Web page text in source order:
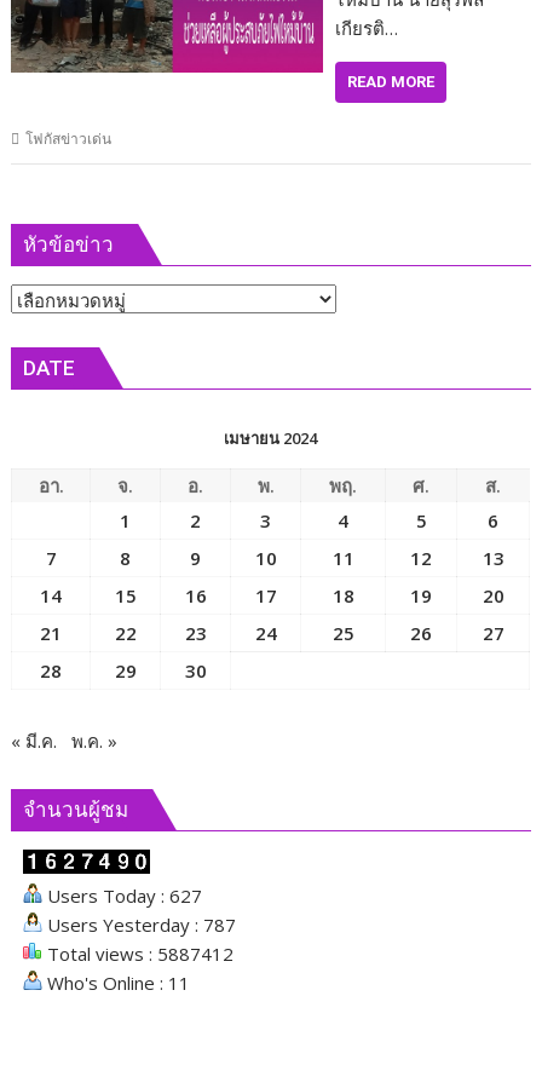
เกียรติ…
READ MORE
โฟกัสข่าวเด่น
หัวข้อข่าว
หัวข้อ
DATE
เมษายน 2024
อา. จ. อ. พ. พฤ. ศ.
ส.
1
2 3 4 5
6
7
8 9 10 11 12
13
14
15 16 17 18 19
20
21
22 23 24 25 26
27
28
29 30
« มี.ค. พ.ค. »
จำนวนผู้ชม
Users Today : 627
Users Yesterday : 787
Total views : 5887412
Who's Online : 11